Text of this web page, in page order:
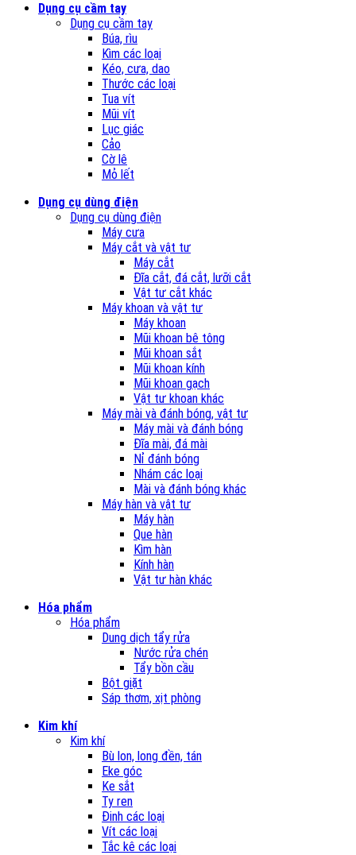
Dụng cụ cầm tay
Dụng cụ cầm tay
Búa, rìu
Kìm các loại
Kéo, cưa, dao
Thước các loại
Tua vít
Mũi vít
Lục giác
Cảo
Cờ lê
Mỏ lết
Dụng cụ dùng điện
Dụng cụ dùng điện
Máy cưa
Máy cắt và vật tư
Máy cắt
Đĩa cắt, đá cắt, lưỡi cắt
Vật tư cắt khác
Máy khoan và vật tư
Máy khoan
Mũi khoan bê tông
Mũi khoan sắt
Mũi khoan kính
Mũi khoan gạch
Vật tư khoan khác
Máy mài và đánh bóng, vật tư
Máy mài và đánh bóng
Đĩa mài, đá mài
Nỉ đánh bóng
Nhám các loại
Mài và đánh bóng khác
Máy hàn và vật tư
Máy hàn
Que hàn
Kìm hàn
Kính hàn
Vật tư hàn khác
Hóa phẩm
Hóa phẩm
Dung dịch tẩy rửa
Nước rửa chén
Tẩy bồn cầu
Bột giặt
Sáp thơm, xịt phòng
Kim khí
Kim khí
Bù lon, long đền, tán
Eke góc
Ke sắt
Ty ren
Đinh các loại
Vít các loại
Tắc kê các loại